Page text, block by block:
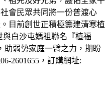
會民眾共同將一份普渡心
目前創世正積極籌建清寒植
白沙屯媽祖聯名『植福
助弱勢家庭一臂之力，期盼
2601655，訂購網址: